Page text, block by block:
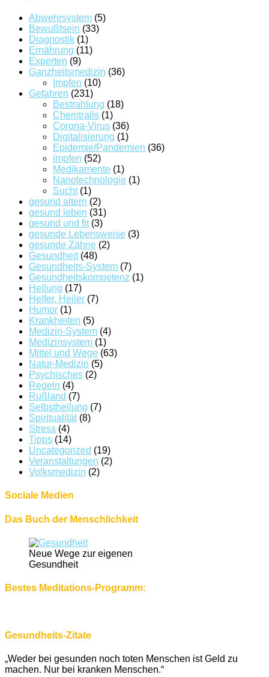
Abwehrsystem (5)
Bewußtsein (33)
Diagnostik (1)
Ernährung (11)
Experten (9)
Ganzheitsmedizin (36)
Impfen (10)
Gefahren (231)
Bestrahlung (18)
Chemtrails (1)
Corona-Virus (36)
Digitalisierung (1)
Epidemie/Pandemien (36)
impfen (52)
Medikamente (1)
Nanotechnologie (1)
Sucht(1)
gesund altern (2)
gesund leben (31)
gesund und fit(3)
gesunde Lebensweise (3)
gesunde Zähne (2)
Gesundheit(48)
Gesundheits-System (7)
Gesundheitskompetenz (1)
Heilung (17)
Helfer, Heiler (7)
Humor (1)
Krankheiten (5)
Medizin-System (4)
Medizinsystem (1)
Mittel und Wege (63)
Natur-Medizin (5)
Psychisches (2)
Regeln (4)
Rußland (7)
Selbstheilung (7)
Spiritualität(8)
Stress (4)
Tipps (14)
Uncategorized (19)
Veranstaltungen (2)
Volksmedizin (2)
Sociale Medien
Das Buch der Menschlichkeit
Neue Wege zur eigenen
Gesundheit
Bestes Meditations-Programm:
Gesundheits-Zitate
„Weder bei gesunden noch toten Menschen ist Geld zu
machen. Nur bei kranken Menschen.“